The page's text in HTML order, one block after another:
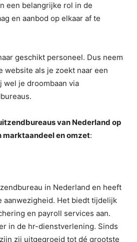
een belangrijke rol in de
en aanbod op elkaar af te
geschikt personeel. Dus neem
website als je zoekt naar een
wel je droombaan via
van Nederland op
marktaandeel en omzet:
in Nederland en heeft
aanwezigheid. Het biedt tijdelijk
en payroll services aan.
in de hr-dienstverlening. Sinds
zij uitgegroeid tot dé grootste